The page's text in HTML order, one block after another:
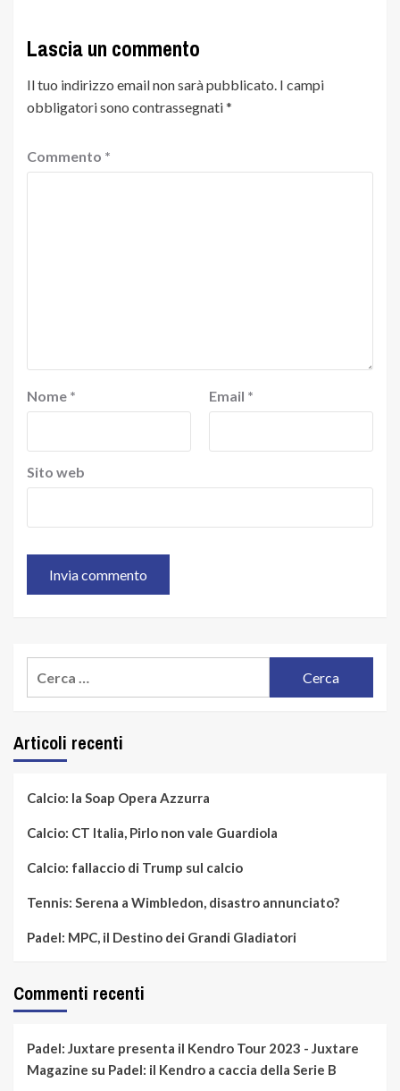
Lascia un commento
Il tuo indirizzo email non sarà pubblicato. I campi
obbligatori sono contrassegnati*
Commento *
Nome * Email *
Sito web
Articoli recenti
Calcio: la Soap Opera Azzurra
Calcio: CT Italia, Pirlo non vale Guardiola
Calcio: fallaccio di Trump sul calcio
Tennis: Serena a Wimbledon, disastro annunciato?
Padel: MPC, il Destino dei Grandi Gladiatori
Commenti recenti
Padel: Juxtare presenta il Kendro Tour 2023 - Juxtare
Magazine su Padel: il Kendro a caccia della Serie B